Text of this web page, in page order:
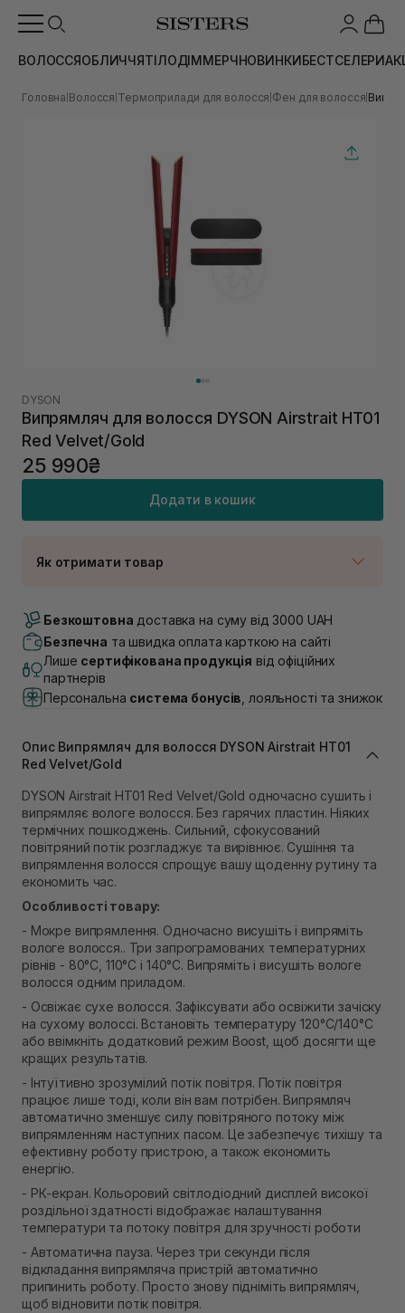
ВОЛОССЯОБЛИЧЧЯТІЛОДІММЕРЧНОВИНКИБЕСТСЕЛЕРИ
Головна Волосся Термоприлади для волосся Фен для волосся
DYSON
Випрямляч для волосся DYSON Airstrait HT01
Red Velvet/Gold
25 990₴
Додати в кошик
Як отримати товар
Немає в наявності!
В наявності
Самовивіз м. Львів, вул. Академіка Підстригача, 1В
(Duck’s Lake)
Немає в наявності!
Немає в наявності!
Самовивіз м. Львів, вул. Степана Бандери 45
Самовивіз м. Рівне, вул. 16-го Липня, 15
В наявності
Самовивіз м. Рівне, вул. Кулика і Гудачека 23 (ТЦ
Екватор)
Немає в наявності!
Безкоштовна доставка на суму від 3000 UAH
Безпечна та швидка оплата карткою на сайті
Лише сертифікована продукція від офіційних
партнерів
Персональна система бонусів , лояльності та знижок
Опис Випрямляч для волосся DYSON Airstrait HT01
Red Velvet/Gold
DYSON Airstrait HT01 Red Velvet/Gold одночасно сушить і
випрямляє вологе волосся. Без гарячих пластин. Ніяких
термічних пошкоджень. Сильний, сфокусований
повітряний потік розгладжує та вирівнює. Сушіння та
випрямлення волосся спрощує вашу щоденну рутину та
економить час.
Особливості товару:
- Мокре випрямлення. Одночасно висушіть і випряміть
вологе волосся.. Три запрограмованих температурних
рівнів - 80°C, 110°С і 140°С. Випряміть і висушіть вологе
волосся одним приладом.
- Освіжає сухе волосся. Зафіксувати або освіжити зачіску
на сухому волоссі. Встановіть температуру 120°С/140°С
або ввімкніть додатковий режим Boost, щоб досягти ще
кращих результатів.
- Інтуїтивно зрозумілий потік повітря. Потік повітря
працює лише тоді, коли він вам потрібен. Випрямляч
автоматично зменшує силу повітряного потоку між
випрямленням наступних пасом. Це забезпечує тихішу та
ефективну роботу пристрою, а також економить
енергію.
- РК-екран. Кольоровий світлодіодний дисплей високої
роздільної здатності відображає налаштування
температури та потоку повітря для зручності роботи
- Автоматична пауза. Через три секунди після
відкладання випрямляча пристрій автоматично
припинить роботу. Просто знову підніміть випрямляч,
щоб відновити потік повітря.